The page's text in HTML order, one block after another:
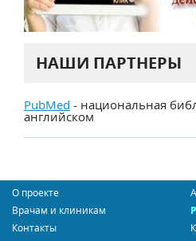
НАШИ ПАРТНЕРЫ
PubMed - национальная
английском
О проекте
Врачам и клиникам
Контакты